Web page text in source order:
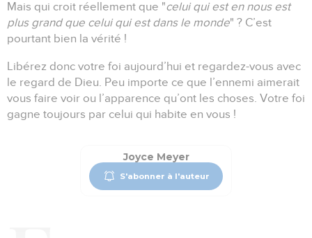
Mais qui croit réellement que "celui qui est en nous est
plus grand que celui qui est dans le monde" ? C’est
pourtant bien la vérité !
Libérez donc votre foi aujourd’hui et regardez-vous avec
le regard de Dieu. Peu importe ce que l’ennemi aimerait
vous faire voir ou l’apparence qu’ont les choses. Votre foi
gagne toujours par celui qui habite en vous !
Joyce Meyer
S'abonner à l'auteur